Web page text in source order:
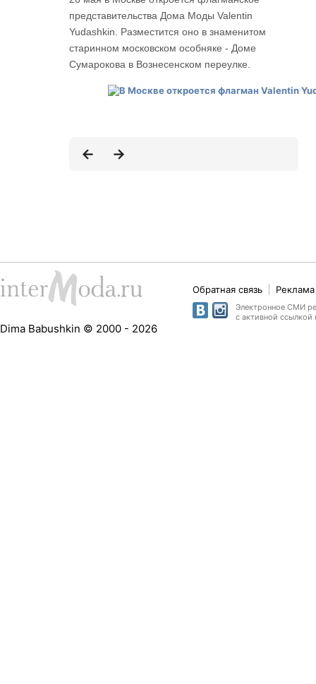
представительства Дома Моды Valentin
Yudashkin. Разместится оно в знаменитом
старинном московском особняке - Доме
Сумарокова в Вознесенском переулке.
Dima Babushkin © 2000 - 2026
Обратная связь
Электронное СМИ
с активной ссылкой